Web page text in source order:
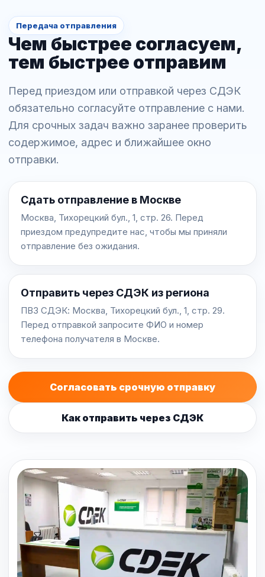
Передача отправления
Чем быстрее согласуем,
тем быстрее отправим
Перед приездом или отправкой через СДЭК
обязательно согласуйте отправление с нами.
Для срочных задач важно заранее проверить
содержимое, адрес и ближайшее окно
отправки.
Сдать отправление в Москве
Москва, Тихорецкий бул., 1, стр. 26. Перед
приездом предупредите нас, чтобы мы приняли
отправление без ожидания.
Отправить через СДЭК из региона
ПВЗ СДЭК: Москва, Тихорецкий бул., 1, стр. 29.
Перед отправкой запросите ФИО и номер
телефона получателя в Москве.
Согласовать срочную отправку
Как отправить через СДЭК